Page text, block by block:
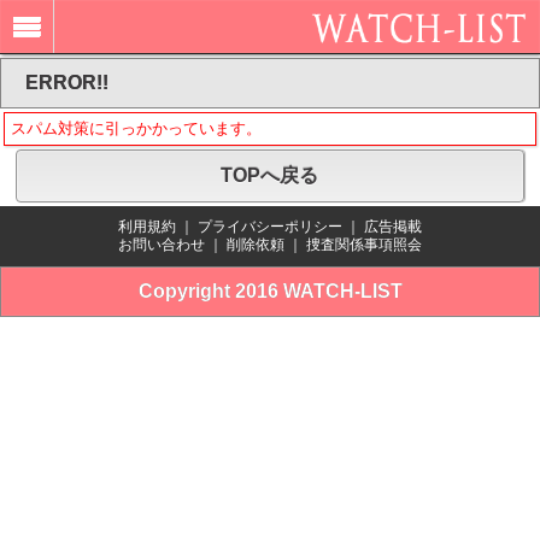
ERROR!!
スパム対策に引っかかっています。
TOPへ戻る
利用規約 プライバシーポリシー
広告掲載
お問い合わせ
削除依頼 捜査関係事項照会
Copyright 2016 WATCH-LIST